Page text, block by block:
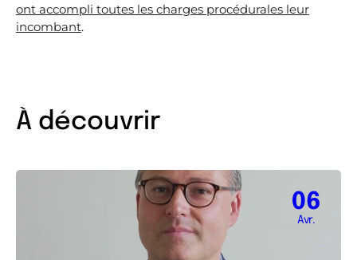
ont accompli toutes les charges procédurales leur
incombant.
À découvrir
06
Avr.